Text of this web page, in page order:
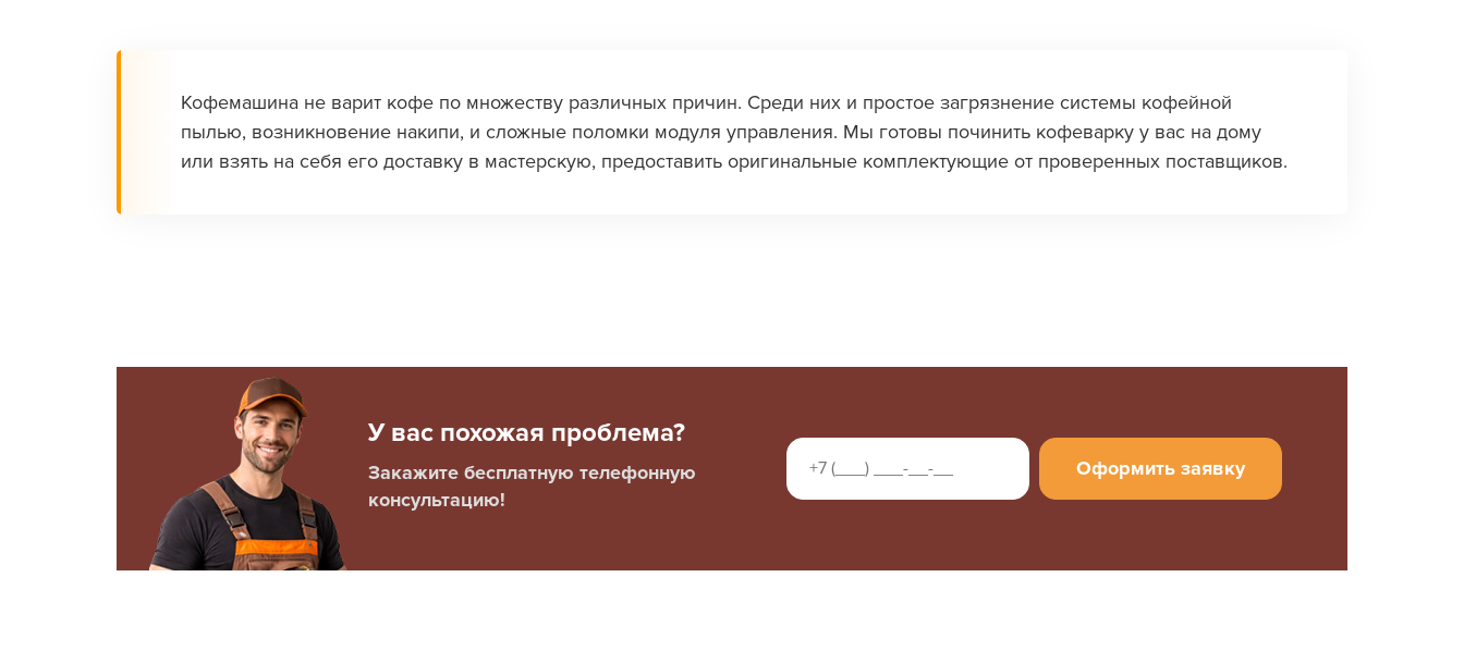
Кофемашина не варит кофе по множеству различных причин. Среди них и простое загрязнение системы кофейной
пылью, возникновение накипи, и сложные поломки модуля управления. Мы готовы починить кофеварку у вас на дому
или взять на себя его доставку в мастерскую, предоставить оригинальные комплектующие от проверенных поставщиков.
У вас похожая проблема?
Закажите бесплатную телефонную
консультацию!
Оформить заявку